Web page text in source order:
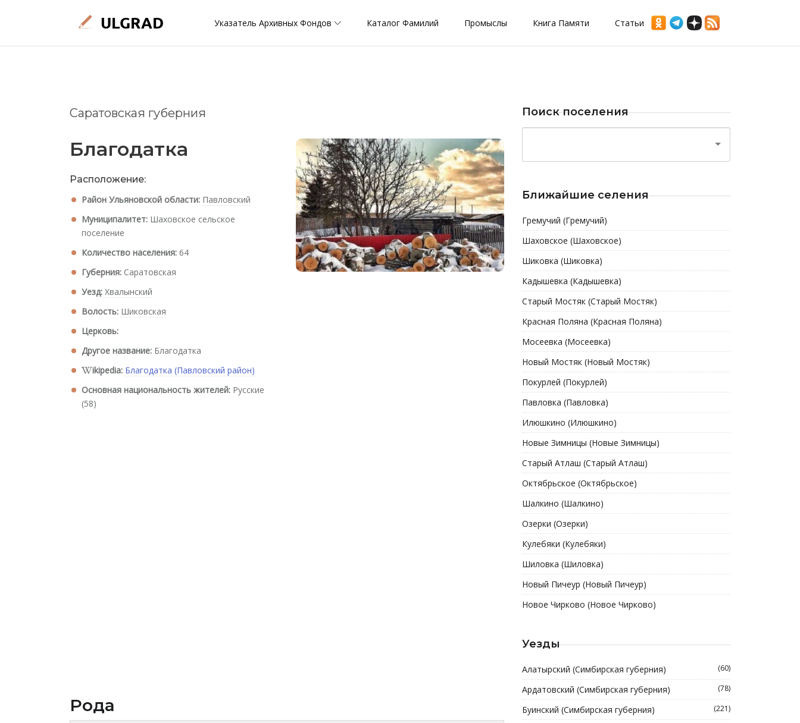
Указатель Архивных Фондов Каталог Фамилий Промыслы Книга Памяти Статьи
Саратовская губерния
Благодатка
Расположение:
Район Ульяновской области: Павловский
Муниципалитет: Шаховское сельское
поселение
Количество населения: 64
Губерния: Саратовская
Уезд: Хвалынский
Волость: Шиковская
Церковь:
Другое название: Благодатка
ikipedia: Благодатка (Павловский район)
Основная национальность жителей: Русские
(58)
Рода
Поиск поселения
Ближайшие селения
Гремучий (Гремучий)
Шаховское (Шаховское)
Шиковка (Шиковка)
Кадышевка (Кадышевка)
Старый Мостяк (Старый Мостяк)
Красная Поляна (Красная Поляна)
Мосеевка (Мосеевка)
Новый Мостяк (Новый Мостяк)
Покурлей (Покурлей)
Павловка (Павловка)
Илюшкино (Илюшкино)
Новые Зимницы (Новые Зимницы)
Старый Атлаш (Старый Атлаш)
Октябрьское (Октябрьское)
Шалкино (Шалкино)
Озерки (Озерки)
Кулебяки (Кулебяки)
Шиловка (Шиловка)
Новый Пичеур (Новый Пичеур)
Новое Чирково (Новое Чирково)
Уезды
Алатырский (Симбирская губерния) (60)
Ардатовский (Симбирская губерния) (78)
Буинский (Симбирская губерния) (221)